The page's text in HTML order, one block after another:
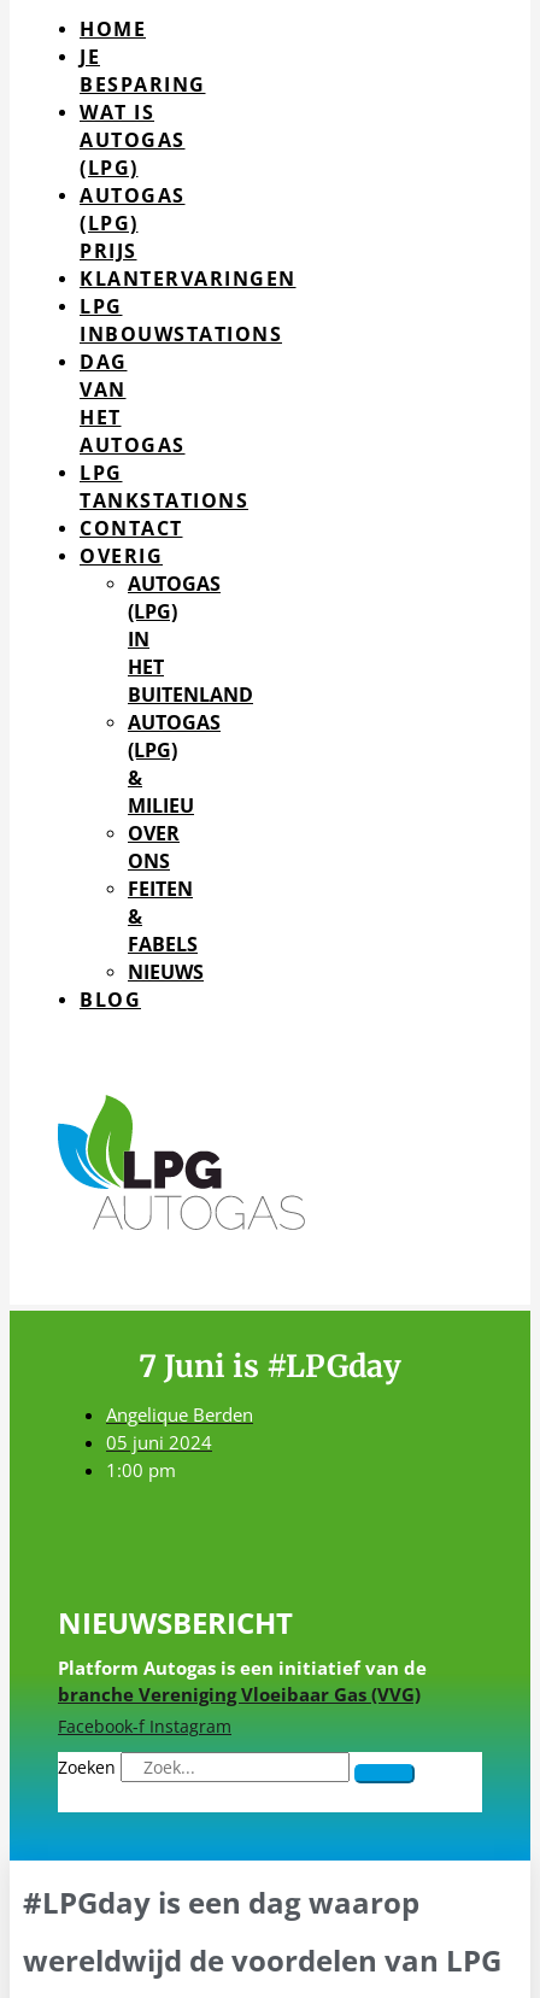
HOME
JE
BESPARING
WAT IS
AUTOGAS
(LPG)
AUTOGAS
(LPG)
PRIJS
KLANTERVARINGEN
LPG
INBOUWSTATIONS
DAG
VAN
HET
AUTOGAS
LPG
TANKSTATIONS
CONTACT
OVERIG
AUTOGAS
(LPG)
IN
HET
BUITENLAND
AUTOGAS
(LPG)
&
MILIEU
OVER
ONS
FEITEN
&
FABELS
NIEUWS
BLOG
7 Juni is #LPGday
Angelique Berden
05 juni 2024
1:00 pm
NIEUWSBERICHT
Platform Autogas is een initiatief van de
branche Vereniging Vloeibaar Gas (VVG)
Facebook-f Instagram
Zoeken
#LPGday is een dag waarop
wereldwijd de voordelen van LPG